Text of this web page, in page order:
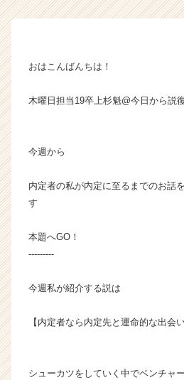
ィ
ラ
ャ
成
業
おはこんばんちは！
木曜日担当19卒上杉魁@今日から説
今週から
内定者の私が内定に至るまでのお話
す
本題へGO！
---------
今週私が紹介する説は
【内定者なら内定先と運命的な出会
シューカツをしていく中でベンチャ